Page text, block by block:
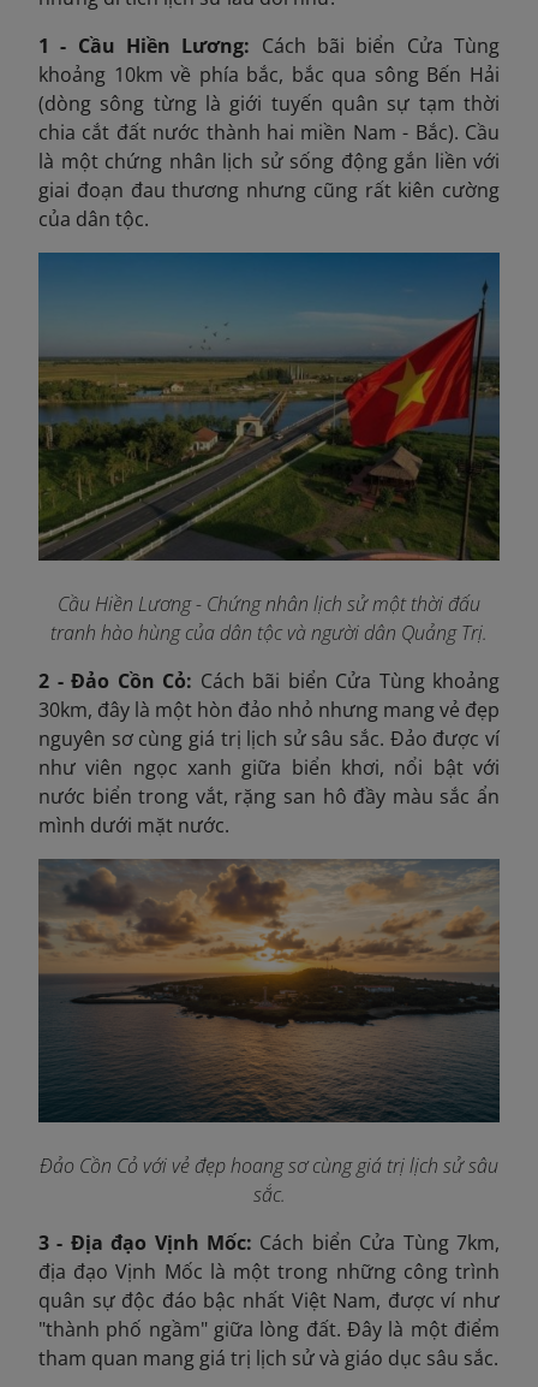
1 - Cầu Hiền Lương: Cách bãi biển Cửa Tùng
khoảng 10km về phía bắc, bắc qua sông Bến Hải
(dòng sông từng là giới tuyến quân sự tạm thời
chia cắt đất nước thành hai miền Nam - Bắc). Cầu
là một chứng nhân lịch sử sống động gắn liền với
giai đoạn đau thương nhưng cũng rất kiên cường
của dân tộc.
Cầu Hiền Lương - Chứng nhân lịch sử một thời đấu
tranh hào hùng của dân tộc và người dân Quảng Trị.
2 - Đảo Cồn Cỏ: Cách bãi biển Cửa Tùng khoảng
30km, đây là một hòn đảo nhỏ nhưng mang vẻ đẹp
nguyên sơ cùng giá trị lịch sử sâu sắc. Đảo được ví
như viên ngọc xanh giữa biển khơi, nổi bật với
nước biển trong vắt, rặng san hô đầy màu sắc ẩn
mình dưới mặt nước.
Đảo Cồn Cỏ với vẻ đẹp hoang sơ cùng giá trị lịch sử sâu
sắc.
3 - Địa đạo Vịnh Mốc: Cách biển Cửa Tùng 7km,
địa đạo Vịnh Mốc là một trong những công trình
quân sự độc đáo bậc nhất Việt Nam, được ví như
"thành phố ngầm" giữa lòng đất. Đây là một điểm
tham quan mang giá trị lịch sử và giáo dục sâu sắc.